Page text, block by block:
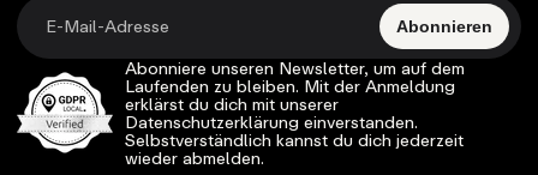
Abonnieren
Abonniere unseren Newsletter, um auf dem
Laufenden zu bleiben. Mit der Anmeldung
erklärst du dich mit unserer
Datenschutzerklärung einverstanden.
Selbstverständlich kannst du dich jederzeit
wieder abmelden.